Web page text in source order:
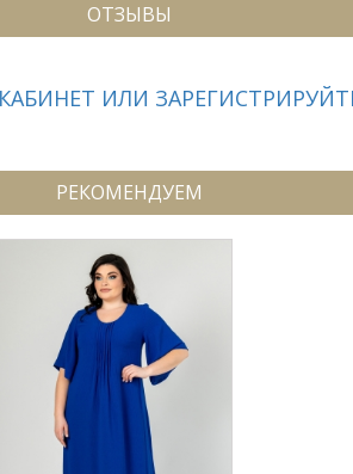
ОТЗЫВЫ
ИЛИ
РЕКОМЕНДУЕМ